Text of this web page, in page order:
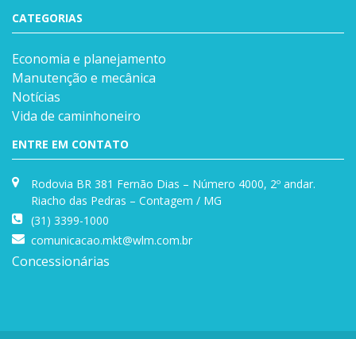
CATEGORIAS
Economia e planejamento
Manutenção e mecânica
Notícias
Vida de caminhoneiro
ENTRE EM CONTATO
Rodovia BR 381 Fernão Dias – Número 4000, 2º andar.
Riacho das Pedras – Contagem / MG
(31) 3399-1000
comunicacao.mkt@wlm.com.br
Concessionárias